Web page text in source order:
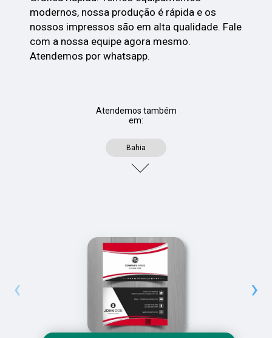
modernos, nossa produção é rápida e os
nossos impressos são em alta qualidade. Fale
com a nossa equipe agora mesmo.
Atendemos por whatsapp.
Atendemos também
em:
Bahia
‹ ›